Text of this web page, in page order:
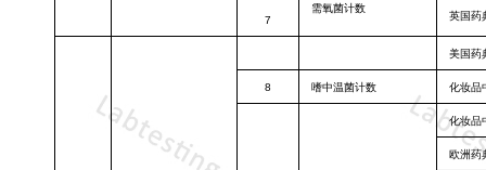
7
需氧菌计数
英国药
美国药
8 嗜中温菌计数 化妆品
化妆品
欧洲药